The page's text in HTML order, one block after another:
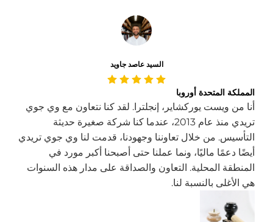
السيد عاصد جاويد
المملكة المتحدة أوروبا
أنا من ويست يوركشاير، إنجلترا. لقد كنا نتعاون مع وي جوي
تريدي منذ عام 2013، عندما كنا شركة صغيرة حديثة
التأسيس. من خلال تعاوننا وجهودنا، قدمت لنا وي جوي تريدي
أيضًا دعمًا ماليًا، ونما عملنا حتى أصبحنا أكبر مورد في
المنطقة المحلية. التعاون والصداقة على مدار هذه السنوات
هي الأغلى بالنسبة لنا.